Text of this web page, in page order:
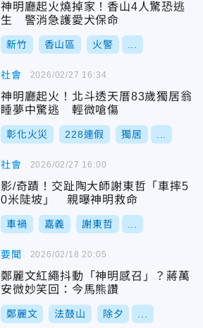
神明廳起火燒掉家！香山4人驚恐逃
生 警消急護愛犬保命
新竹 香山區 火警
社會
神明廳起火！北斗透天厝83歲獨居翁
睡夢中驚逃 輕微嗆傷
彰化火災 228連假 獨居
2026/02/27 16:34
社會
影/奇蹟！交趾陶大師謝東哲「車摔5
0米陡坡」 親曝神明救命
車禍 嘉義 謝東哲
2026/02/27 16:00
要聞
鄭麗文紅繩抖動「神明感召」？蔣萬
安微妙笑回：今馬熊讚
鄭麗文 法鼓山 除夕
2026/02/18 20:05